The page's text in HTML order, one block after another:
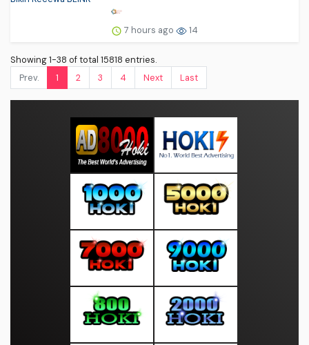
7 hours ago 14
Showing 1-38 of total 15818 entries.
Prev.
1 2 3 4 Next Last